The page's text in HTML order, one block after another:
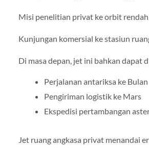
Misi penelitian privat ke orbit rendah
Kunjungan komersial ke stasiun
Di masa depan, jet ini bahkan dapat
Perjalanan antariksa ke Bulan
Pengiriman logistik ke Mars
Ekspedisi pertambangan
Jet ruang angkasa privat menandai